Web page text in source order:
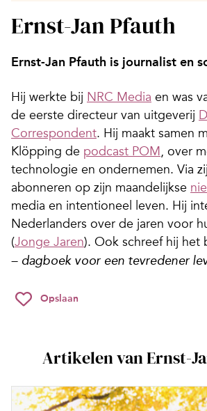
Ernst-Jan Pfauth
Ernst-Jan Pfauth is journalist en
Hij werkte bij NRC Media en was
de eerste directeur van uitgeverij
Correspondent. Hij maakt samen
Klöpping de podcast POM, over
technologie en ondernemen. Via
abonneren op zijn maandelijkse
media en intentioneel leven. Hij
Nederlanders over de jaren voor
(Jonge Jaren). Ook schreef hij het
– dagboek voor een tevredener
Opslaan
Artikelen van Ernst-